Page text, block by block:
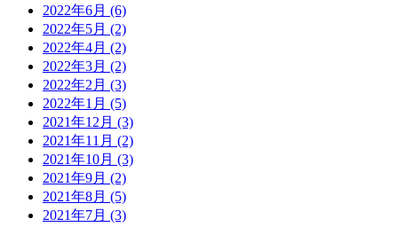
2022年6月 (6)
2022年5月 (2)
2022年4月 (2)
2022年3月 (2)
2022年2月 (3)
2022年1月 (5)
2021年12月 (3)
2021年11月 (2)
2021年10月 (3)
2021年9月 (2)
2021年8月 (5)
2021年7月 (3)